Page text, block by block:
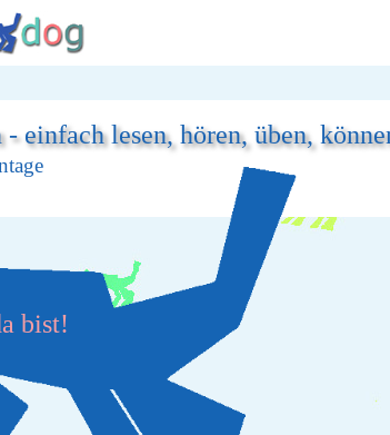
einfach lesen, hören, üben,
bist!